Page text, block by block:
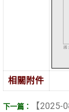
相關附件
【2025-